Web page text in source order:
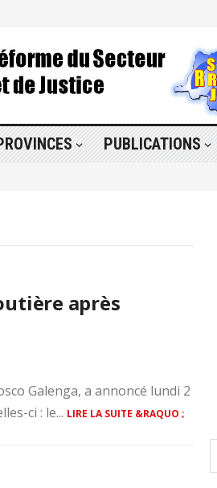
PUBLICATIONS
après
Galenga, a annoncé lundi 2
ci : le... LIRE LA SUITE &RAQUO ;